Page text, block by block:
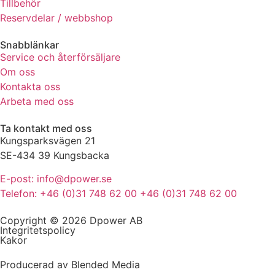
Tillbehör
Reservdelar / webbshop
Snabblänkar
Service och återförsäljare
Om oss
Kontakta oss
Arbeta med oss
Ta kontakt med oss
Kungsparksvägen 21
SE-434 39 Kungsbacka
E-post: info@dpower.se
Telefon: +46 (0)31 748 62 00 +46 (0)31 748 62 00
Copyright © 2026 Dpower AB
Integritetspolicy
Kakor
Producerad av Blended Media
de här
kakorna
funktionalitet
att försvinna
från
hemsidan.
Marknadsföring
Genom att dela
med dig av dina
intressen och ditt
beteende när du
surfar ökar du
chansen att få se
anpassat innehåll
och erbjudanden.